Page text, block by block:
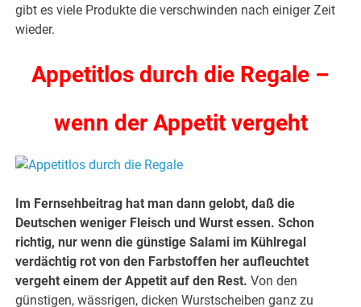
gibt es viele Produkte die verschwinden nach einiger Zeit
wieder.
Appetitlos durch die Regale –
wenn der Appetit vergeht
Im Fernsehbeitrag hat man dann gelobt, daß die
Deutschen weniger Fleisch und Wurst essen. Schon
richtig, nur wenn die günstige Salami im Kühlregal
verdächtig rot von den Farbstoffen her aufleuchtet
vergeht einem der Appetit auf den Rest. Von den
günstigen, wässrigen, dicken Wurstscheiben ganz zu